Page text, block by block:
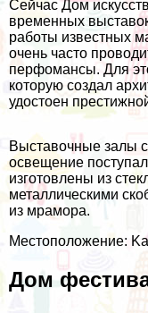
Сейчас Дом
временных
работы известных
очень часто
перфомансы. Для
которую создал
удостоен
Выставочные залы
освещение
изготовлены из
металлическими
из мрамора.
Местоположение:
Дом